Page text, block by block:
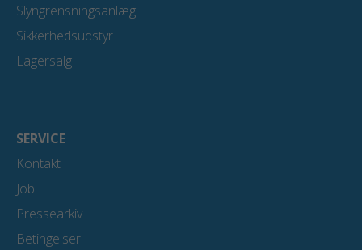
Slyngrensningsanlæg
Sikkerhedsudstyr
Lagersalg
SERVICE
Kontakt
Job
Pressearkiv
Betingelser